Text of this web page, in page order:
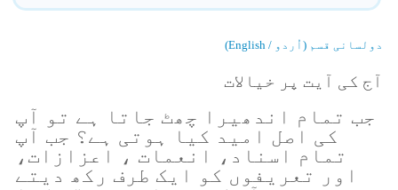
دولسانی قسم (اُردو / English)
آج کی آیت پر خیالات
جب تمام اندھیرا چھٹ جاتا ہے تو آپ
کی اصل امید کیا ہوتی ہے؟ جب آپ
تمام اسناد، انعمات ، اعزازات،
اور تعریفوں کو ایک طرف رکھ دیتے